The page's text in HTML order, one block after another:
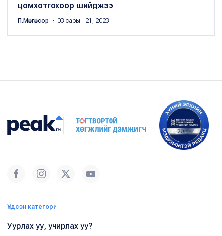
цомхотгохоор шийджээ
П.Мөнгөнсор ・ 03 сарын 21, 2023
Үндсэн категори
Уурлах уу, учирлах уу?